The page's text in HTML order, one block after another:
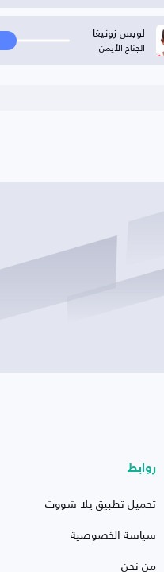
لويس زونيغا
الجناح الأيمن
روابط
تحميل تطبيق يلا شووت
سياسة الخصوصية
من نحن